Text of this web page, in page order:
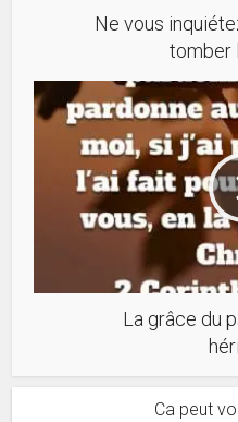
Ne vous
tomber
La grâce du
Ca peut